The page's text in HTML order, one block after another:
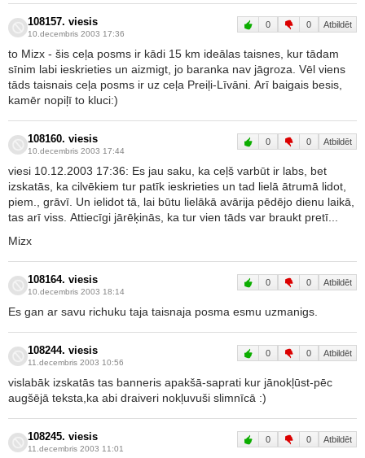
108157. viesis
10.decembris 2003 17:36
0 0 Atbildēt
to Mizx - šis ceļa posms ir kādi 15 km ideālas taisnes, kur tādam
sīnim labi ieskrieties un aizmigt, jo baranka nav jāgroza. Vēl viens
tāds taisnais ceļa posms ir uz ceļa Preiļi-Līvāni. Arī baigais besis,
kamēr nopiļī to kluci:)
108160. viesis
10.decembris 2003 17:44
0 0 Atbildēt
viesi 10.12.2003 17:36: Es jau saku, ka ceļš varbūt ir labs, bet
izskatās, ka cilvēkiem tur patīk ieskrieties un tad lielā ātrumā lidot,
piem., grāvī. Un ielidot tā, lai būtu lielākā avārija pēdējo dienu laikā,
tas arī viss. Attiecīgi jārēķinās, ka tur vien tāds var braukt pretī...
Mizx
108164. viesis
10.decembris 2003 18:14
0 0 Atbildēt
Es gan ar savu richuku taja taisnaja posma esmu uzmanigs.
108244. viesis
11.decembris 2003 10:56
0 0 Atbildēt
vislabāk izskatās tas banneris apakšā-saprati kur jānokļūst-pēc
augšējā teksta,ka abi draiveri nokļuvuši slimnīcā :)
108245. viesis
11.decembris 2003 11:01
0 0 Atbildēt